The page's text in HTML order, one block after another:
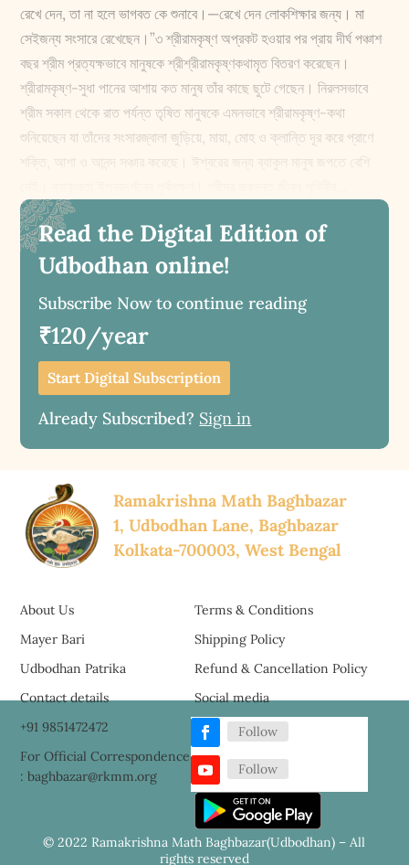
রেখে দেন, তা না হলে ভাগবত কে শুনাবে।—রেখে দেন লোকশিক্ষার জন্য। মা
সেইজন্য সংসারে রেখেছেন।”৩ শ্রীরামকৃষ্ণ অপ্রকট হওয়ার পর প্রায় দীর্ঘ পঞ্চাশ
বছর শ্রীম প্রত্যক্ষভাবে মানুষকে শ্রীশ্রীরামকৃষ্ণকথামৃত বিতরণ করেছেন।
শ্রীরামকৃষ্ণ-সুধা পানের আশায় কত মানুষ তাঁর কাছে ছুটে গেছেন। নিরলসভাবে
শ্রীম সকাল থেকে রাত পর্যন্ত তৃষিত মানুষকে এমনভাবে শ্রীরামকৃষ্ণ-কথা
শুনিয়েছেন যা তাঁদের সংসারজ্বালা জুড়িয়ে, মায়া, মোহ ও ক্লান্তি দূর করে প্রাণে
Read the Digital Edition of
Udbodhan online!
Subscribe Now to continue reading
₹120/year
Start Digital Subscription
Already Subscribed? Sign in
Ramakrishna Math Baghbazar
1, Udbodhan Lane, Baghbazar
Kolkata-700003, West Bengal
About Us
Mayer Bari
Udbodhan Patrika
Terms & Conditions
Shipping Policy
Refund & Cancellation Policy
Contact details
+91 9851472472
For Official Correspondence
: baghbazar@rkmm.org
Social media
Follow
Follow
© 2022 Ramakrishna Math Baghbazar(Udbodhan) – All
rights reserved